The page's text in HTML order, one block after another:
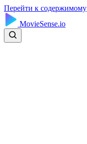
Перейти к содержимому
MovieSense.io